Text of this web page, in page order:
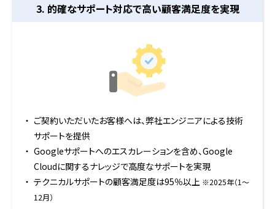
3. 的確なサポート対応で高い顧客満足度を実現
ご契約いただいたお客様へは、弊社エンジニアによる技術
サポートを提供
Googleサポートへのエスカレーションを含め、Google
Cloudに関するナレッジで高度なサポートを実現
テクニカルサポートの顧客満足度は95％以上 ※2025年（1〜
12月）